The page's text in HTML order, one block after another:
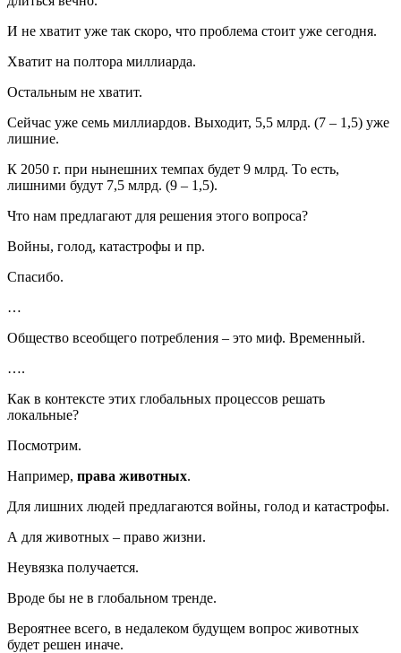
И не хватит уже так скоро, что проблема стоит уже сегодня.
Хватит на полтора миллиарда.
Остальным не хватит.
Сейчас уже семь миллиардов. Выходит, 5,5 млрд. (7 – 1,5) уже
лишние.
К 2050 г. при нынешних темпах будет 9 млрд. То есть,
лишними будут 7,5 млрд. (9 – 1,5).
Что нам предлагают для решения этого вопроса?
Войны, голод, катастрофы и пр.
Спасибо.
…
Общество всеобщего потребления – это миф. Временный.
….
Как в контексте этих глобальных процессов решать
локальные?
Посмотрим.
Например, права животных.
Для лишних людей предлагаются войны, голод и катастрофы.
А для животных – право жизни.
Неувязка получается.
Вроде бы не в глобальном тренде.
Вероятнее всего, в недалеком будущем вопрос животных
будет решен иначе.